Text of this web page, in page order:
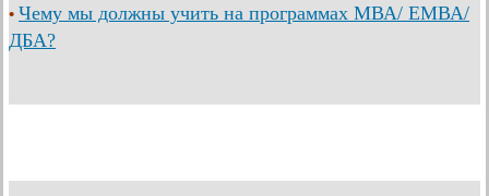
• Чему мы должны учить на программах МВА/ ЕМВА/
ДБА?